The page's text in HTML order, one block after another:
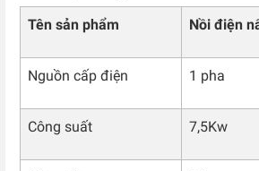
Tên sản phẩm Nồi điện
Nguồn cấp điện 1 pha
Công suất 7,5Kw